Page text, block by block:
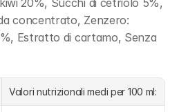
20%, Succhi di cetriolo 5%,
concentrato, Zenzero:
Estratto di cartamo, Senza
Valori nutrizionali medi per 100 ml: